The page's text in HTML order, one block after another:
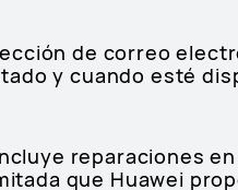
de correo
y cuando esté
reparaciones
que Huawei